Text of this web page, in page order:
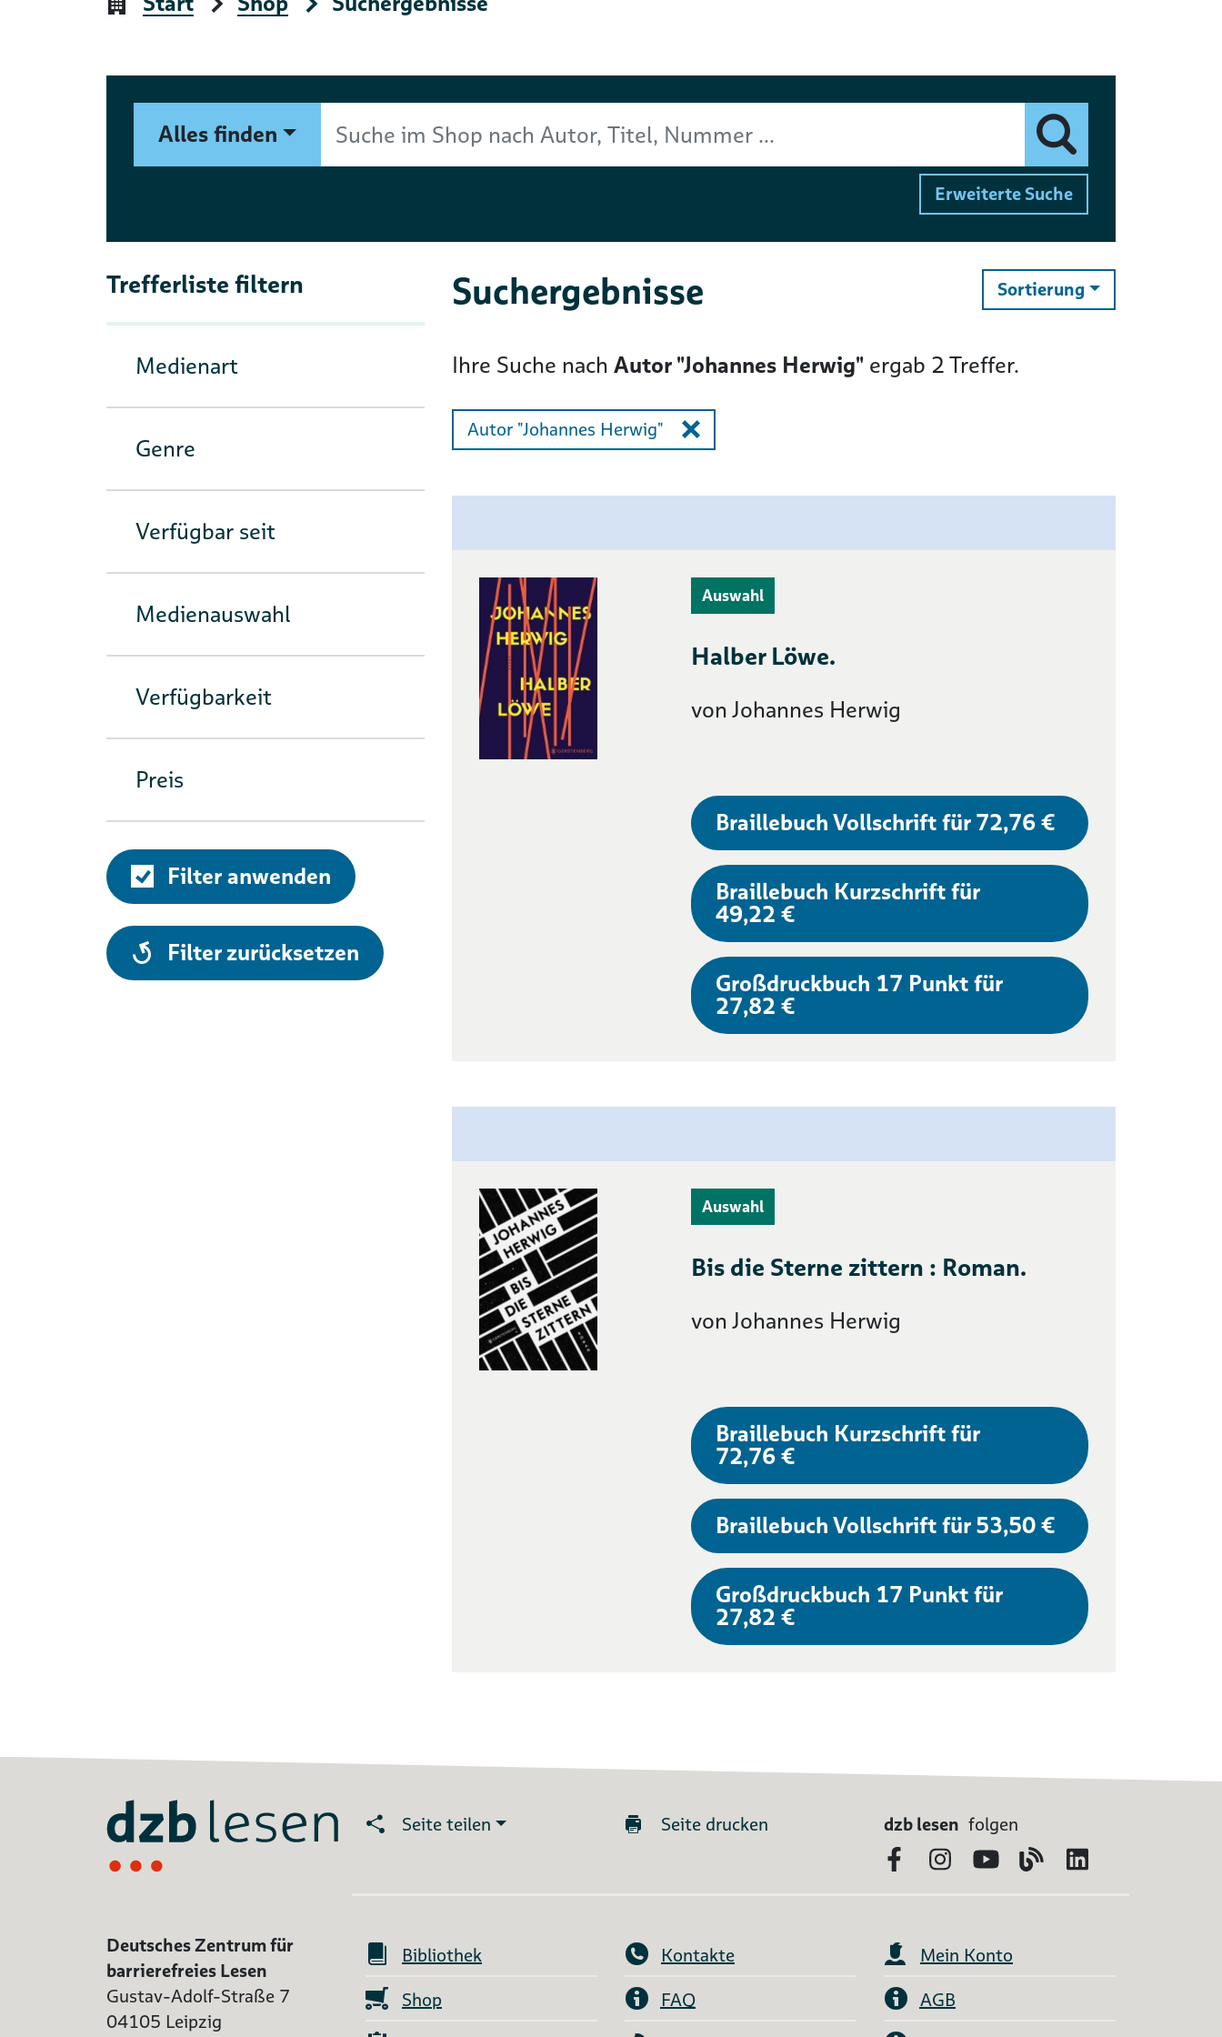
Suchformular
Alles finden
Suche im Shop nach Autor, Titel, Nummer ...
Erweiterte Suche
Trefferliste filtern
Medienart
Genre
Verfügbar seit
Medienauswahl
Verfügbarkeit
Preis
Filter anwenden
alle
Filter zurücksetzen
Suchergebnisse Sortierungändern
Ihre Suche nach Autor "Johannes Herwig" ergab 2Treffer.
Autor "Johannes Herwig"
Auswahl
Halber Löwe.
von Johannes Herwig
Braillebuch Vollschrift für 72,76 €
Braillebuch Kurzschrift für
49,22 €
Großdruckbuch 17 Punkt für
27,82 €
Auswahl
Bis die Sterne zittern : Roman.
von Johannes Herwig
Braillebuch Kurzschrift für
72,76 €
Braillebuch Vollschrift für 53,50 €
Großdruckbuch 17 Punkt für
27,82 €
Seite teilen Seite drucken dzb lesen folgen
FacebookInstagram
YouTubeBlog
Deutsches Zentrum für
barrierefreies Lesen
Gustav-Adolf-Straße 7
04105 Leipzig
Bibliothek Kontakte
Mein Konto
Shop
FAQ
AGB